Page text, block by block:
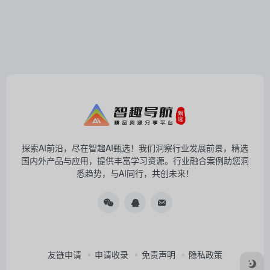
探索AI前沿，尽在智趣AI甄选！我们洞察行业发展前景，精选
国内外产品与应用，提供丰富学习资源。行业融合案例助您洞
悉趋势，与AI同行，共创未来！
友链申请 申请收录 免责声明 隐私政策